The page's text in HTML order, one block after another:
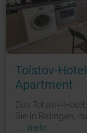
Tolstov-
Apartment
Das Tolstov-
Sie in Ratingen,
mehr